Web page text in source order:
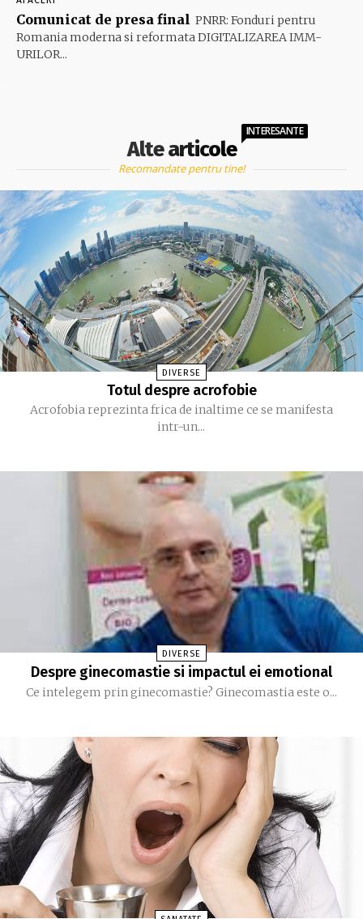
Comunicat de presa final PNRR: Fonduri pentru
Romania moderna si reformata DIGITALIZAREA IMM-
URILOR...
Alte articole
INTERESANTE
Recomandate pentru tine!
DIVERSE
Totul despre acrofobie
Acrofobia reprezinta frica de inaltime ce se manifesta
intr-un...
DIVERSE
Despre ginecomastie si impactul ei emotional
Ce intelegem prin ginecomastie? Ginecomastia este o...